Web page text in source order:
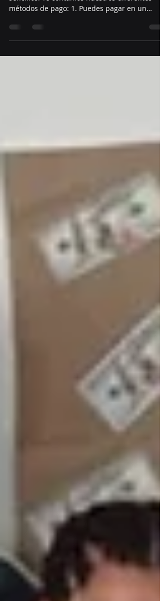
En TuSemilla los métodos de pago son súper
métodos de pago: 1. Puedes pagar en un
corresponsal...